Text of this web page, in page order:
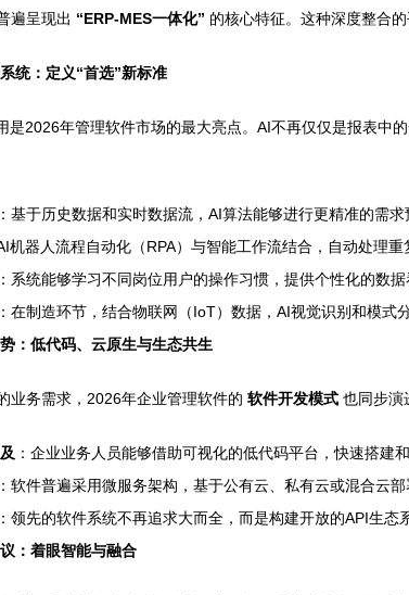
遍呈现出 “ERP-MES一体化” 的核心特征。这种深度整合
统：定义“首选”新标准
是2026年管理软件市场的最大亮点。AI不再仅仅是报表中
基于历史数据和实时数据流，AI算法能够进行更精准的需
机器人流程自动化（RPA）与智能工作流结合，自动处理
：系统能够学习不同岗位用户的操作习惯，提供个性化的数
：在制造环节，结合物联网（IoT）数据，AI视觉识别和模
：低代码、云原生与生态共生
业务需求，2026年企业管理软件的 软件开发模式 也同步演
：企业业务人员能够借助可视化的低代码平台，快速搭建
：软件普遍采用微服务架构，基于公有云、私有云或混合云
：领先的软件系统不再追求大而全，而是构建开放的API生
：着眼智能与融合